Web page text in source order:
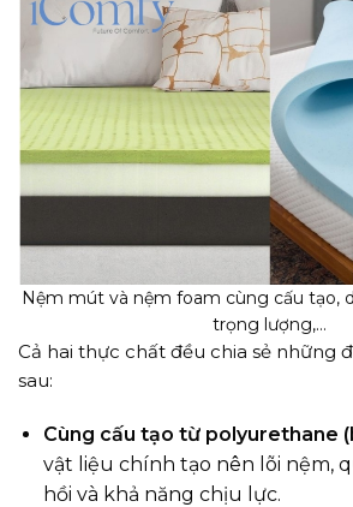
Nệm mút và nệm foam cùng cấu tạo,
trọng lượng,…
Cả hai thực chất đều chia sẻ những
sau:
Cùng cấu tạo từ polyurethane
vật liệu chính tạo nên lõi nệm,
hồi và khả năng chịu lực.